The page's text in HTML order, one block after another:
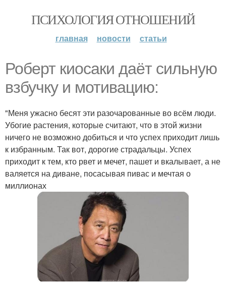
ПСИХОЛОГИЯ ОТНОШЕНИЙ
главная новости статьи
Роберт киосаки даёт сильную
взбучку и мотивацию:
"Меня ужасно бесят эти разочарованные во всём люди.
Убогие растения, которые считают, что в этой жизни
ничего не возможно добиться и что успех приходит лишь
к избранным. Так вот, дорогие страдальцы. Успех
приходит к тем, кто рвет и мечет, пашет и вкалывает, а не
валяется на диване, посасывая пивас и мечтая о
миллионах